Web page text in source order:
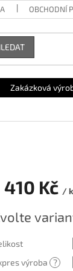
OBCHODNÍ
Zakázková
410 Kč /
výroba ?